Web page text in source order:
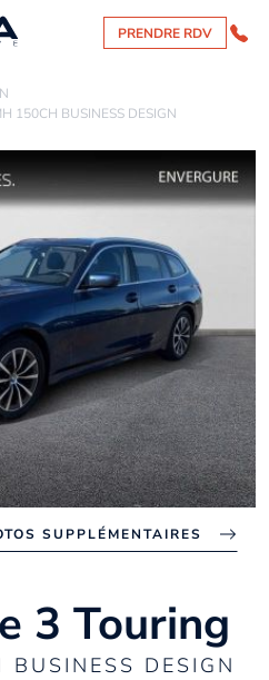
PRENDRE RDV
150CH BUSINESS DESIGN
SUPPLÉMENTAIRES
3 Touring
DESIGN